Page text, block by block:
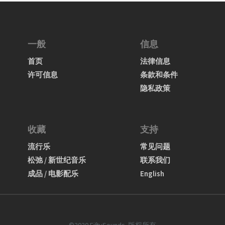
一般
首页
许可信息
信息
法律信息
条款和条件
隐私政策
收藏
流行乐
松弛 / 新世纪音乐
成品 / 电影配乐
支持
常见问题
联系我们
English